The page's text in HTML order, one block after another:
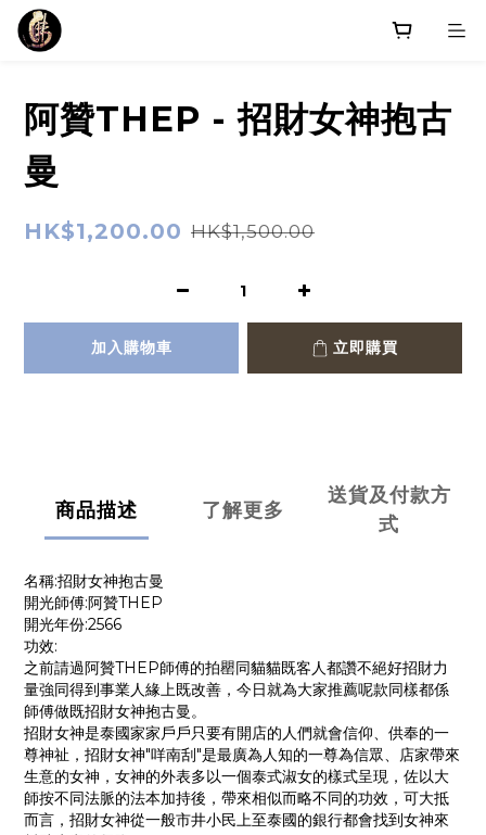
阿贊THEP - 招財女神抱古
曼
HK$1,200.00 HK$1,500.00
加入購物車 立即購買
商品描述 了解更多
送貨及付款方
式
名稱:招財女神抱古曼
開光師傅:阿贊THEP
開光年份:2566
功效:
之前請過阿贊THEP師傅的拍罌同貓貓既客人都讚不絕好招財力
量強同得到事業人緣上既改善，今日就為大家推薦呢款同樣都係
師傅做既招財女神抱古曼。
招財女神是泰國家家戶戶只要有開店的人們就會信仰、供奉的一
尊神祉，招財女神"咩南刮"是最廣為人知的一尊為信眾、店家帶來
生意的女神，女神的外表多以一個泰式淑女的樣式呈現，佐以大
師按不同法脈的法本加持後，帶來相似而略不同的功效，可大抵
而言，招財女神從一般市井小民上至泰國的銀行都會找到女神來